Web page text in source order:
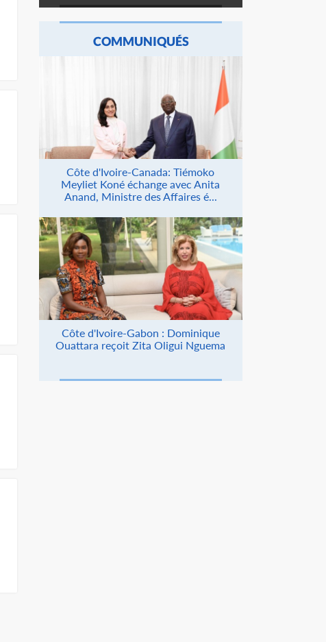
COMMUNIQUÉS
Côte d'Ivoire-Canada: Tiémoko
Meyliet Koné échange avec Anita
Anand, Ministre des Affaires é...
Côte d'Ivoire-Gabon : Dominique
Ouattara reçoit Zita Oligui Nguema